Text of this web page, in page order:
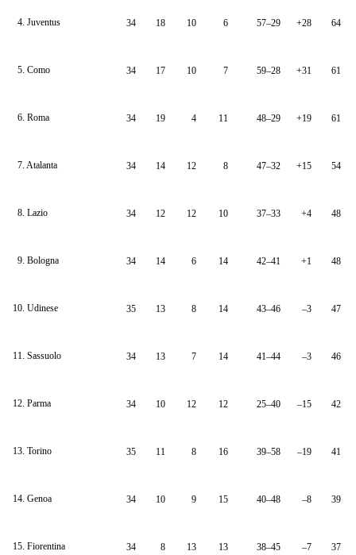
4. Juventus 34 18 10 6 57–29 +28 64
5. Como 34 17 10 7 59–28 +31 61
6. Roma 34 19 4 11 48–29 +19 61
7. Atalanta 34 14 12 8 47–32 +15 54
8. Lazio 34 12 12 10 37–33 +4 48
9. Bologna 34 14 6 14 42–41 +1 48
10. Udinese 35 13 8 14 43–46 –3 47
11. Sassuolo 34 13 7 14 41–44 –3 46
12. Parma 34 10 12 12 25–40 –15 42
13. Torino 35 11 8 16 39–58 –19 41
14. Genoa 34 10 9 15 40–48 –8 39
15. Fiorentina 34 8 13 13 38–45 –7 37